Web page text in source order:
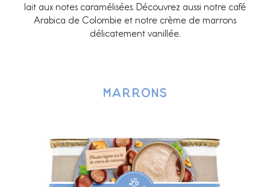
lait aux notes caramélisées. Découvrez aussi notre café
Arabica de Colombie et notre crème de marrons
délicatement vanillée.
marrons